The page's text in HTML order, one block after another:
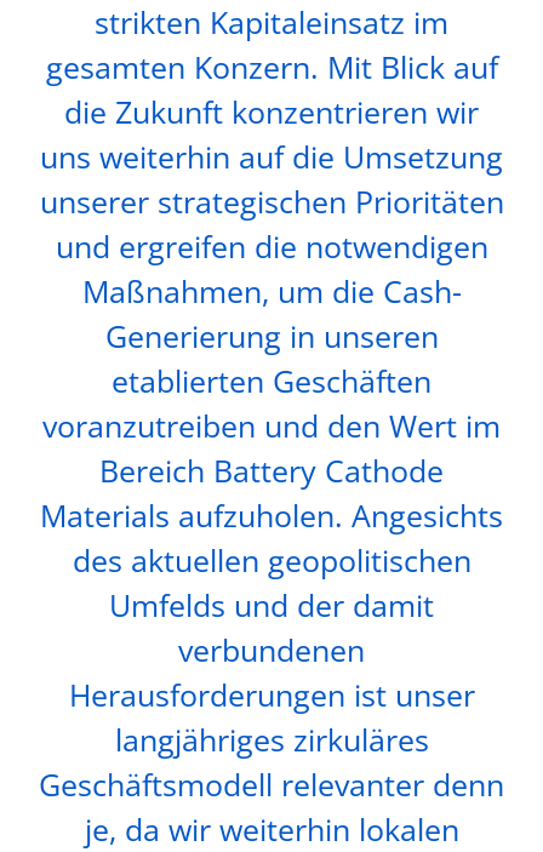
strikten Kapitaleinsatz im
gesamten Konzern. Mit Blick auf
die Zukunft konzentrieren wir
uns weiterhin auf die Umsetzung
unserer strategischen Prioritäten
und ergreifen die notwendigen
Maßnahmen, um die Cash-
Generierung in unseren
etablierten Geschäften
voranzutreiben und den Wert im
Bereich Battery Cathode
Materials aufzuholen. Angesichts
des aktuellen geopolitischen
Umfelds und der damit
verbundenen
Herausforderungen ist unser
langjähriges zirkuläres
Geschäftsmodell relevanter denn
je, da wir weiterhin lokalen